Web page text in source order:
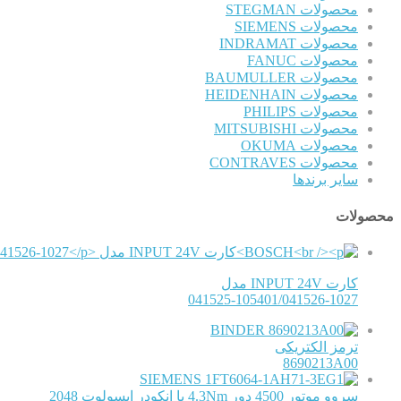
محصولات STEGMAN
محصولات SIEMENS
محصولات INDRAMAT
محصولات FANUC
محصولات BAUMULLER
محصولات HEIDENHAIN
محصولات PHILIPS
محصولات MITSUBISHI
محصولات OKUMA
محصولات CONTRAVES
سایر برندها
محصولات
کارت INPUT 24V مدل
041525-105401/041526-1027
BINDER
ترمز الکتریکی
8690213A00
SIEMENS
سروو موتور 4500 دور 4.3Nm با انکودر ابسولوت 2048